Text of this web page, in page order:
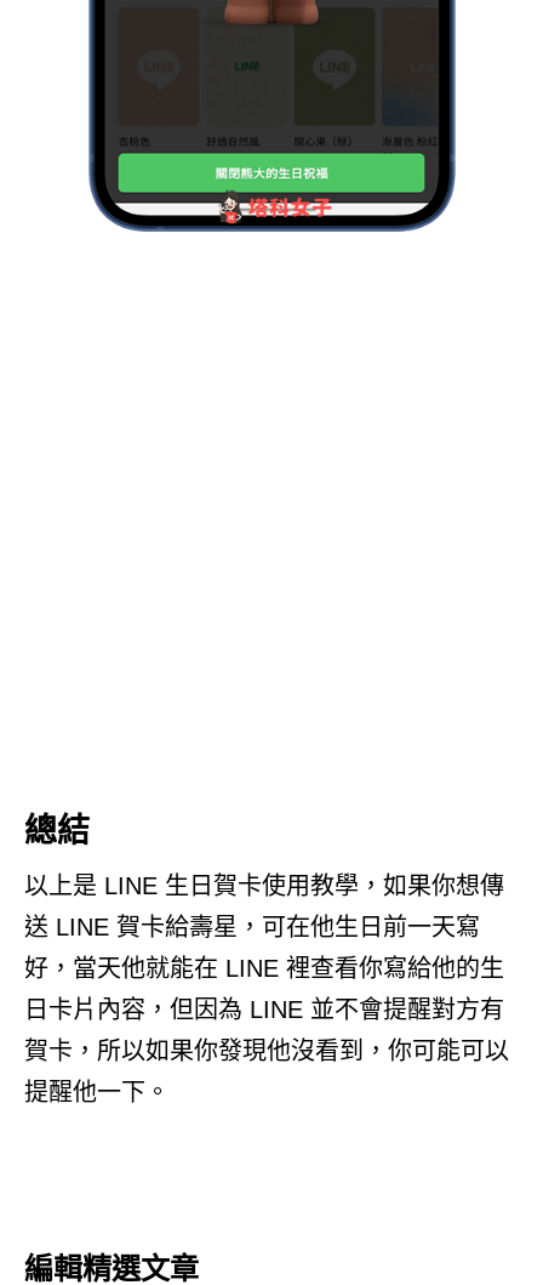
總結
以上是 LINE 生日賀卡使用教學，如果你想傳
送 LINE 賀卡給壽星，可在他生日前一天寫
好，當天他就能在 LINE 裡查看你寫給他的生
日卡片內容，但因為 LINE 並不會提醒對方有
賀卡，所以如果你發現他沒看到，你可能可以
提醒他一下。
編輯精選文章